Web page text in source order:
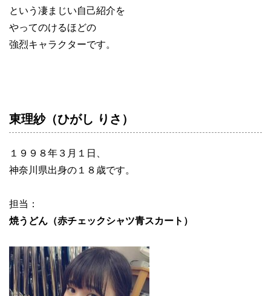
という凄まじい自己紹介を
やってのけるほどの
強烈キャラクターです。
東理紗（ひがし りさ）
１９９８年３月１日、
神奈川県出身の１８歳です。
担当：
焼うどん（赤チェックシャツ青スカート）